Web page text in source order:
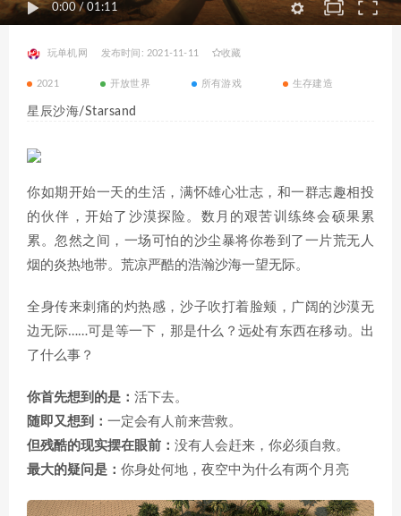
0:00/01:11
玩单机网 发布时间: 2021-11-11 收藏
2021 开放世界 所有游戏 生存建造
星辰沙海/Starsand
你如期开始一天的生活，满怀雄心壮志，和一群志趣相投
的伙伴，开始了沙漠探险。数月的艰苦训练终会硕果累
累。忽然之间，一场可怕的沙尘暴将你卷到了一片荒无人
烟的炎热地带。荒凉严酷的浩瀚沙海一望无际。
全身传来刺痛的灼热感，沙子吹打着脸颊，广阔的沙漠无
边无际……可是等一下，那是什么？远处有东西在移动。出
了什么事？
你首先想到的是： 活下去。
随即又想到： 一定会有人前来营救。
但残酷的现实摆在眼前： 没有人会赶来，你必须自救。
最大的疑问是： 你身处何地，夜空中为什么有两个月亮